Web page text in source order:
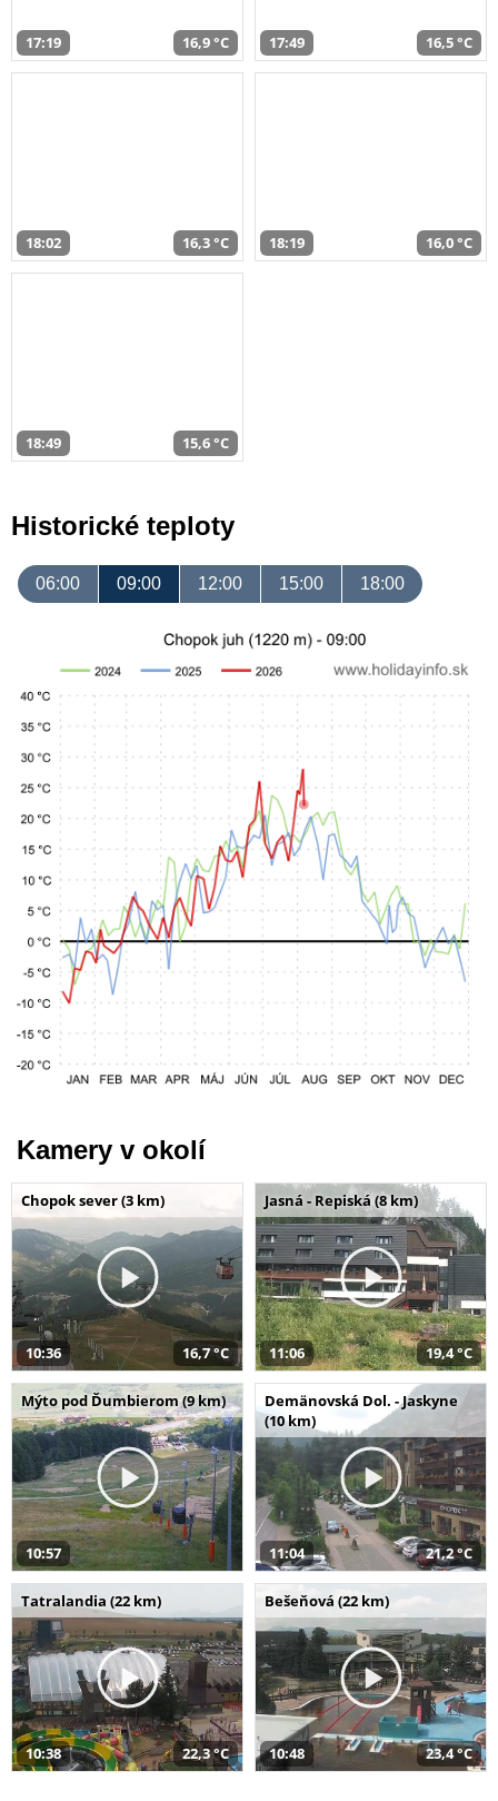
17:19 16,9 °C 17:49 16,5 °C
18:02 16,3 °C 18:19 16,0 °C
18:49 15,6 °C
Historické teploty
06:00 09:00 12:00 15:00 18:00
Kamery v okolí
Chopok sever (3 km)
10:36 16,7 °C
Jasná - Repiská (8 km)
11:06 19,4 °C
Mýto pod Ďumbierom (9 km)
10:57
Demänovská Dol. - Jaskyne
(10 km)
11:04 21,2 °C
Tatralandia (22 km)
10:38 22,3 °C
Bešeňová (22 km)
10:48 23,4 °C